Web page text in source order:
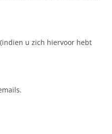
u zich hiervoor hebt